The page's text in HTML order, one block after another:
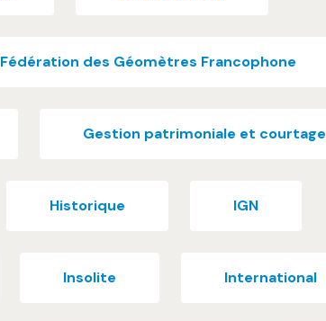
Fédération des Géomètres Francophone
Gestion patrimoniale et courtage
Historique IGN
Insolite International